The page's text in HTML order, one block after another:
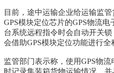
目前，途中运输企业给运输监
GPS模块定位芯片的GPS物流电
台系统远程指令时会自动开关
会借助GPS模块定位功能进行全
监管部门表示称，使用GPS物流
时记录集装箱货物运输情况，